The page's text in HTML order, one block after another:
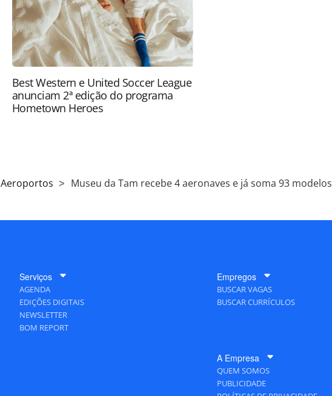
Best Western e United Soccer League
anunciam 2ª edição do programa
Hometown Heroes
Aeroportos Museu da Tam recebe 4 aeronaves e já soma 93 modelos
Serviços
AGENDA
EDIÇÕES DIGITAIS
NEWSLETTER
BOM REPORT
Empregos
BUSCAR VAGAS
BUSCAR CURRÍCULOS
A Empresa
QUEM SOMOS
PUBLICIDADE